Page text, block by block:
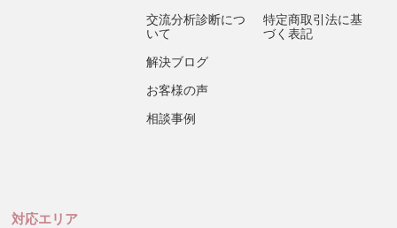
交流分析診断につ
いて
解決ブログ
お客様の声
相談事例
特定商取引法に基
づく表記
対応エリア